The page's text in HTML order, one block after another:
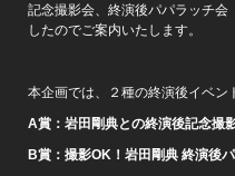
記念撮影会、終演後パパラッチ会
したのでご案内いたします。
本企画では、２種の終演後イベン
A賞：岩田剛典との終演後記念撮
B賞：撮影OK！岩田剛典 終演後